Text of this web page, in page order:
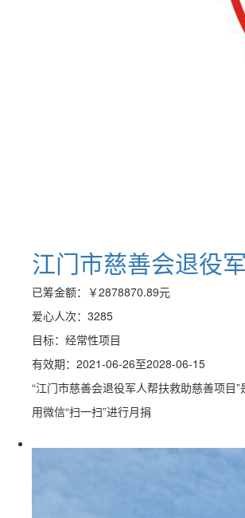
江门市慈善会退役
已筹金额： ￥2878870.89元
爱心人次：3285
目标：经常性项目
有效期：2021-06-26至2028-06-15
“江门市慈善会退役军人帮扶救助慈善项目
用微信“扫一扫”进行月捐